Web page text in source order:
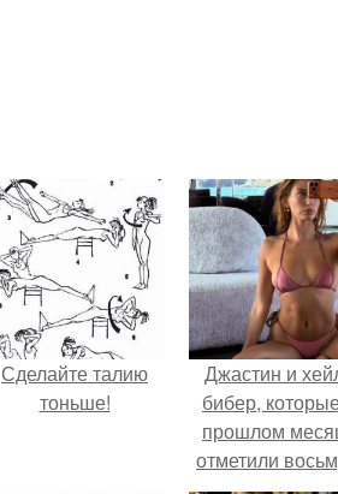
Сделайте талию
тоньше!
Джастин и
бибер,
прошлом
отметили